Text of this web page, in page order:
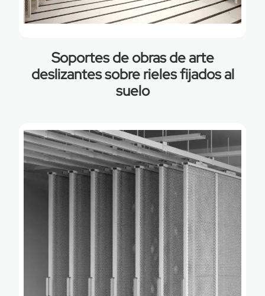
Soportes de obras de arte
deslizantes sobre rieles fijados al
suelo